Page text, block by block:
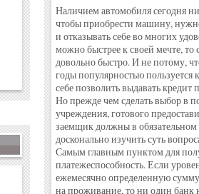
Наличием автомобиля сегодня
чтобы приобрести машину,
и отказывать себе во многих
можно быстрее к своей мечте, то
довольно быстро. И не потому,
годы популярностью
себе позволить выдавать
Но прежде чем сделать выбор в
учреждения, готового
заемщик должны в
досконально изучить суть
Самым главным пунктом для
платежеспособность. Если
ежемесячно определенную
на проживание, то ни один банк